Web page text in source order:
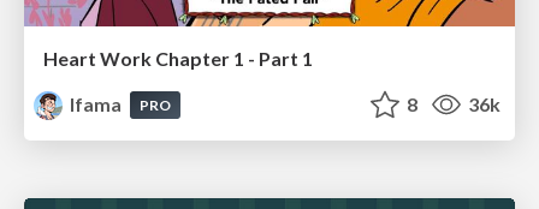
Heart Work Chapter 1 - Part 1
lfama
PRO 8 36k